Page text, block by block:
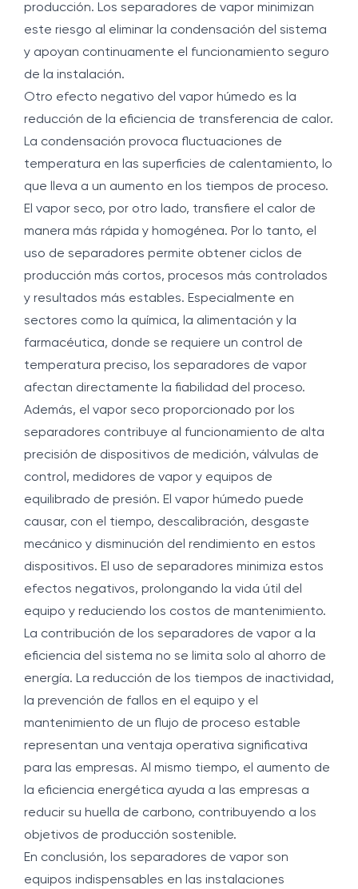
producción. Los separadores de vapor minimizan
este riesgo al eliminar la condensación del sistema
y apoyan continuamente el funcionamiento seguro
de la instalación.
Otro efecto negativo del vapor húmedo es la
reducción de la eficiencia de transferencia de calor.
La condensación provoca fluctuaciones de
temperatura en las superficies de calentamiento, lo
que lleva a un aumento en los tiempos de proceso.
El vapor seco, por otro lado, transfiere el calor de
manera más rápida y homogénea. Por lo tanto, el
uso de separadores permite obtener ciclos de
producción más cortos, procesos más controlados
y resultados más estables. Especialmente en
sectores como la química, la alimentación y la
farmacéutica, donde se requiere un control de
temperatura preciso, los separadores de vapor
afectan directamente la fiabilidad del proceso.
Además, el vapor seco proporcionado por los
separadores contribuye al funcionamiento de alta
precisión de dispositivos de medición, válvulas de
control, medidores de vapor y equipos de
equilibrado de presión. El vapor húmedo puede
causar, con el tiempo, descalibración, desgaste
mecánico y disminución del rendimiento en estos
dispositivos. El uso de separadores minimiza estos
efectos negativos, prolongando la vida útil del
equipo y reduciendo los costos de mantenimiento.
La contribución de los separadores de vapor a la
eficiencia del sistema no se limita solo al ahorro de
energía. La reducción de los tiempos de inactividad,
la prevención de fallos en el equipo y el
mantenimiento de un flujo de proceso estable
representan una ventaja operativa significativa
para las empresas. Al mismo tiempo, el aumento de
la eficiencia energética ayuda a las empresas a
reducir su huella de carbono, contribuyendo a los
objetivos de producción sostenible.
En conclusión, los separadores de vapor son
equipos indispensables en las instalaciones